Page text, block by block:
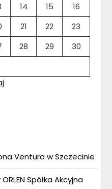
14 15
16
21 22
23
28 29
30
Ventura w Szczecinie
Spółka Akcyjna